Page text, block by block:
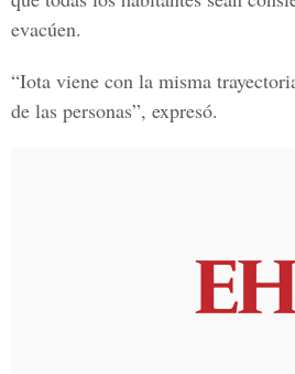
evacúen.
“Iota viene con la misma
de las personas”, expresó.